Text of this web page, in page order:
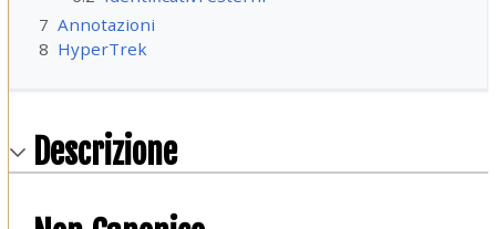
7 Annotazioni
8 HyperTrek
Descrizione